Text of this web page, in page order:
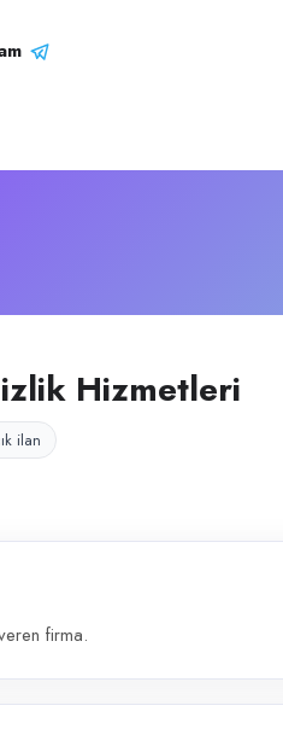
Hizmetleri
Hizmetleri
ilan
firma.